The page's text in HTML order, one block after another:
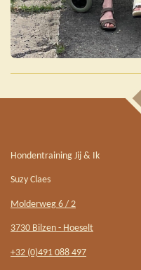
Hondentraining Jij & Ik
Suzy Claes
Molderweg 6 / 2
3730 Bilzen - Hoeselt
+32 (0)491 088 497